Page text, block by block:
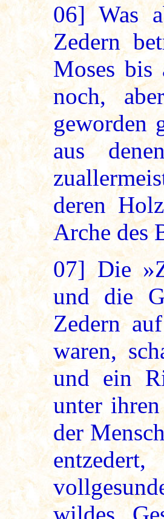
06]Was
Zedern
Moses bis
noch,
geworden
aus
deren
Arche des
07]Die
und die
Zedern
waren,
und ein
unter
der
wildes